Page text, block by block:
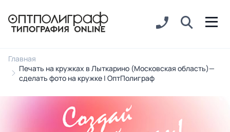
Главная
Печать на кружках в Лыткарино (Московская область)—
сделать фото на кружке | ОптПолиграф